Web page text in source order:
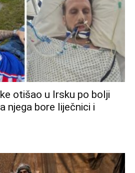
otišao u Irsku po bolji
njega bore liječnici i